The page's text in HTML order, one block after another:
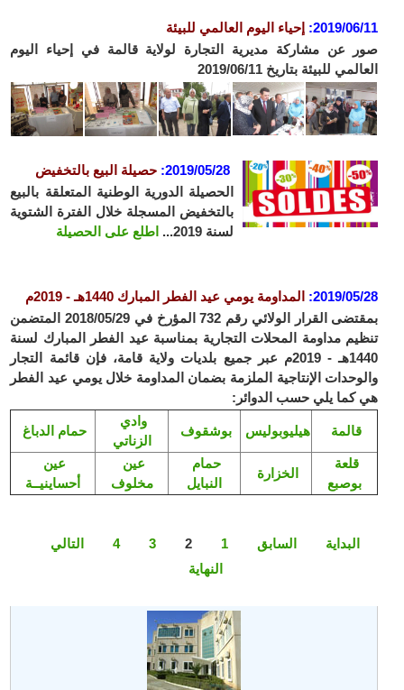
2019/06/11
: إحياء اليوم العالمي للبيئة
صور عن مشاركة مديرية التجارة لولاية قالمة في إحياء اليوم
العالمي للبيئة بتاريخ 2019/06/11
2019/05/28: حصيلة البيع بالتخفيض
الحصيلة الدورية الوطنية المتعلقة بالبيع
بالتخفيض المسجلة خلال الفترة الشتوية
لسنة 2019...
اطلع على الحصيلة
2019/05/28:
المداومة يومي عيد الفطر المبارك 1440هـ - 2019م
بمقتضى القرار الولائي رقم 732 المؤرخ في 2018/05/29 المتضمن
تنظيم مداومة المحلات التجارية بمناسبة عيد الفطر المبارك لسنة
1440هـ - 2019م عبر جميع بلديات ولاية قامة، فإن قائمة التجار
والوحدات الإنتاجية الملزمة بضمان المداومة خلال يومي عيد الفطر
هي كما يلي حسب الدوائر:
حمام الدباغ
وادي
الزناتي
بوشقوف هيليوبوليس قالمة
عين
أحساينيــة
عين
مخلوف
حمام
النبايل
الخزارة
قلعة
بوصبع
البداية السابق 1
2
3
4
التالي
النهاية